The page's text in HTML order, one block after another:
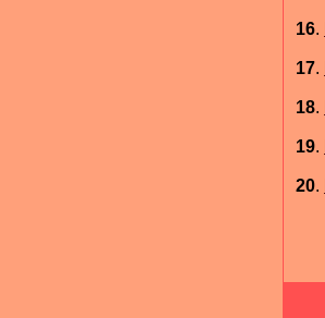
16.
17.
18.
19.
20.